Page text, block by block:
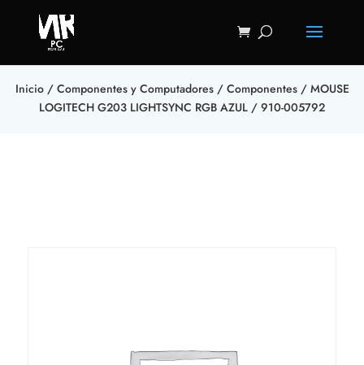
Inicio/ Componentes y Computadores/ Componentes/ MOUSE
LOGITECH G203 LIGHTSYNC RGB AZUL / 910-005792